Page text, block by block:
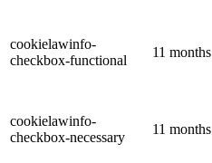
cookielawinfo-
checkbox-functional
11 months
cookielawinfo-
checkbox-necessary
11 months